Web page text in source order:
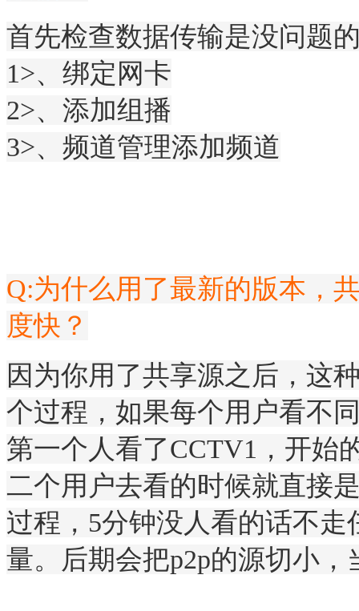
首先检查数据传输是没问题
1>、绑定网卡
2>、添加组播
3>、频道管理添加频道
Q:为什么用了最新的版本，
度快？
因为你用了共享源之后，这
个过程，如果每个用户看不
第一个人看了CCTV1，开始
二个用户去看的时候就直接
过程，5分钟没人看的话不
量。后期会把p2p的源切小